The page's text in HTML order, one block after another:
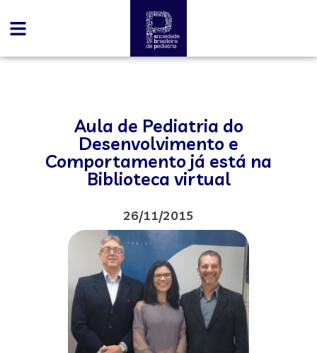
Aula de Pediatria do
Desenvolvimento e
Comportamento já está na
Biblioteca virtual
26/11/2015